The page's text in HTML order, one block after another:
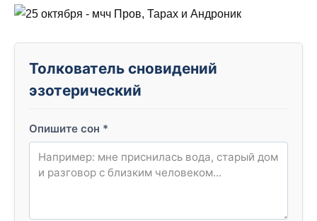
Толкователь сновидений
эзотерический
Опишите сон *